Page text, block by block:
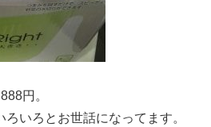
円。
いろとお世話になってます。